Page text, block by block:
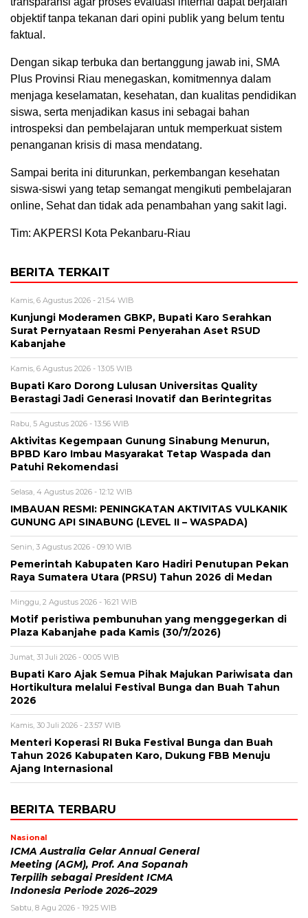
objektif tanpa tekanan dari opini publik yang belum tentu
faktual.
Dengan sikap terbuka dan bertanggung jawab ini, SMA
Plus Provinsi Riau menegaskan, komitmennya dalam
menjaga keselamatan, kesehatan, dan kualitas pendidikan
siswa, serta menjadikan kasus ini sebagai bahan
introspeksi dan pembelajaran untuk memperkuat sistem
penanganan krisis di masa mendatang.
Sampai berita ini diturunkan, perkembangan kesehatan
siswa-siswi yang tetap semangat mengikuti pembelajaran
online, Sehat dan tidak ada penambahan yang sakit lagi.
Tim: AKPERSI Kota Pekanbaru-Riau
BERITA TERKAIT
Kamis, 6 Agustus 2026 - 21:54 WIB
Kunjungi Moderamen GBKP, Bupati Karo Serahkan
Surat Pernyataan Resmi Penyerahan Aset RSUD
Kabanjahe
Kamis, 6 Agustus 2026 - 13:05 WIB
Bupati Karo Dorong Lulusan Universitas Quality
Berastagi Jadi Generasi Inovatif dan Berintegritas
Rabu, 5 Agustus 2026 - 13:56 WIB
Aktivitas Kegempaan Gunung Sinabung Menurun,
BPBD Karo Imbau Masyarakat Tetap Waspada dan
Patuhi Rekomendasi
Selasa, 4 Agustus 2026 - 12:12 WIB
IMBAUAN RESMI: PENINGKATAN AKTIVITAS VULKANIK
GUNUNG API SINABUNG (LEVEL II – WASPADA)
Senin, 3 Agustus 2026 - 09:10 WIB
Pemerintah Kabupaten Karo Hadiri Penutupan Pekan
Raya Sumatera Utara (PRSU) Tahun 2026 di Medan
Minggu, 2 Agustus 2026 - 16:21 WIB
Motif peristiwa pembunuhan yang menggegerkan di
Plaza Kabanjahe pada Kamis (30/7/2026)
Jumat, 31 Juli 2026 - 00:05 WIB
Bupati Karo Ajak Semua Pihak Majukan Pariwisata dan
Hortikultura melalui Festival Bunga dan Buah Tahun
2026
Kamis, 30 Juli 2026 - 23:57 WIB
Menteri Koperasi RI Buka Festival Bunga dan Buah
Tahun 2026 Kabupaten Karo, Dukung FBB Menuju
Ajang Internasional
BERITA TERBARU
Nasional
ICMA Australia Gelar Annual General
Meeting (AGM), Prof. Ana Sopanah
Terpilih sebagai President ICMA
Indonesia Periode 2026–2029
Sabtu, 8 Agu 2026 - 19:25 WIB